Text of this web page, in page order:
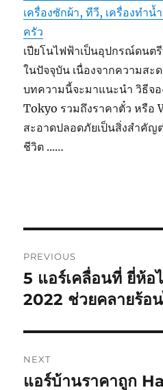
เครื่องซักผ้า, ทีวี, เครื่องทำน้
ครัว
เปียโนไฟฟ้าเป็นอุปกรณ์ดน
ในปัจจุบัน เนื่องจากความสะ
บทความนี้จะมาแนะนำ วิธีจ
Tokyo รวมถึงราคาตั๋ว หรือ
สะอาดปลอดภัยเป็นสิ่งสำคั
ชีวิต ...…
navigation
PREVIOUS
Previous
post:
5 แอร์เคลื่อนที่ ยี่ห้
2022 ช่วยคลายร้อ
NEXT
Next
แอร์บ้านราคาถูก